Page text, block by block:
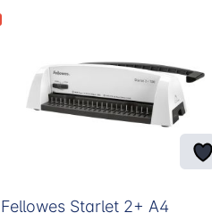
Fellowes Starlet 2+ A4